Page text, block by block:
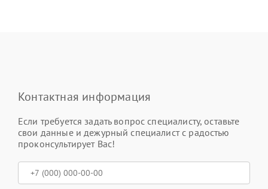
Контактная информация
Если требуется задать вопрос специалисту, оставьте
свои данные и дежурный специалист с радостью
проконсультирует Вас!